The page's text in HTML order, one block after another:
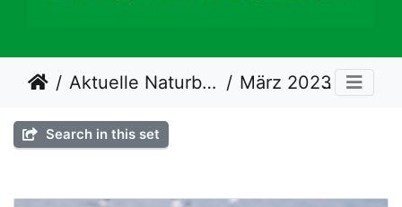
Aktuelle Naturbeobachtungen März 2023 15
Search in this set